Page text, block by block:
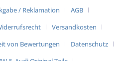
/ Reklamation
AGB
Versandkosten
von Bewertungen
Datenschutz